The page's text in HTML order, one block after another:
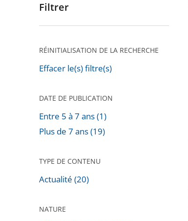
Passer
pour
après
Filtrer
RÉINITIALISATION DE LA RECHERCHE
Effacer le(s) filtre(s)
DATE DE PUBLICATION
Entre 5 à 7 ans (1)
Plus de 7 ans (19)
TYPE DE CONTENU
Actualité (20)
NATURE